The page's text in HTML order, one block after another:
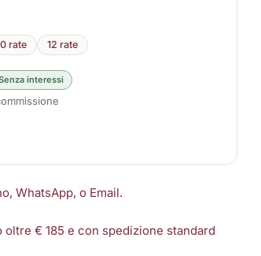
rate 12 rate
interessi
WhatsApp, o Email.
€ 185 e con spedizione standard